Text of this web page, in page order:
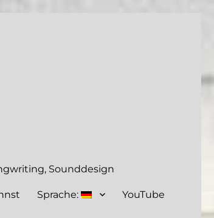
Sounddesign
Sprache: YouTube